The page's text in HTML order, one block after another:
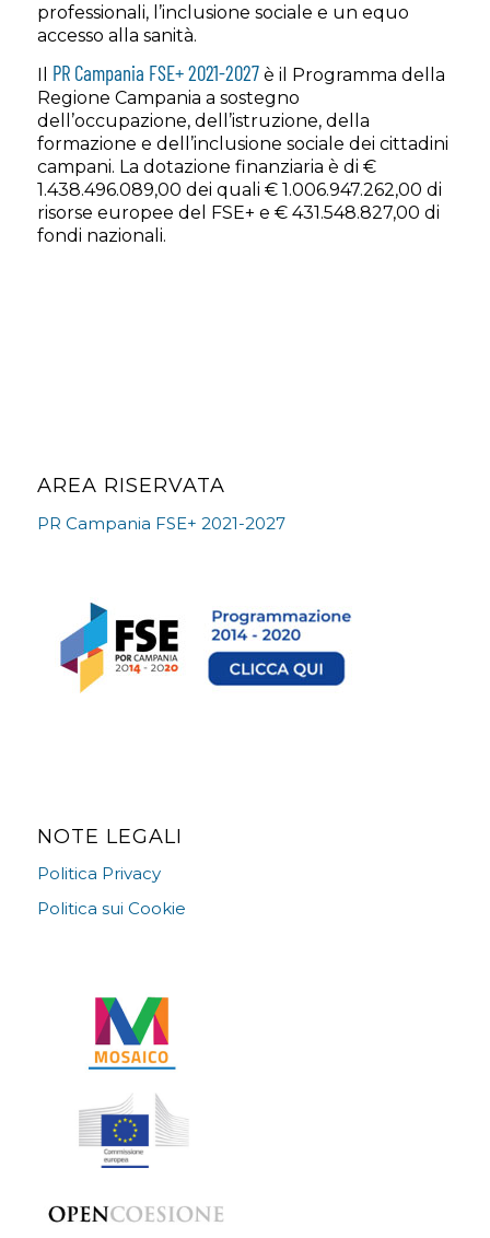
professionali, l’inclusione sociale e un equo
accesso alla sanità.
PR Campania FSE+ 2021-2027è il Programma della
Regione Campania a sostegno
dell’occupazione, dell’istruzione, della
formazione e dell’inclusione sociale dei cittadini
campani. La dotazione finanziaria è di €
1.438.496.089,00 dei quali € 1.006.947.262,00 di
risorse europee del FSE+ e € 431.548.827,00 di
fondi nazionali.
AREA RISERVATA
PR Campania FSE+ 2021-2027
NOTE LEGALI
Politica Privacy
Politica sui Cookie